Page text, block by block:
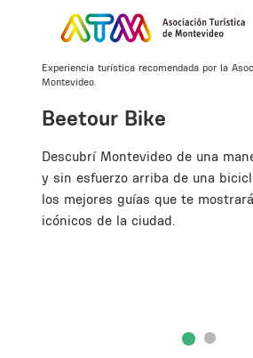
Experiencia turística recomendada por la
Montevideo.
Beetour Bike
Descubrí Montevideo de una
y sin esfuerzo arriba de una
los mejores guías que te
icónicos de la ciudad.